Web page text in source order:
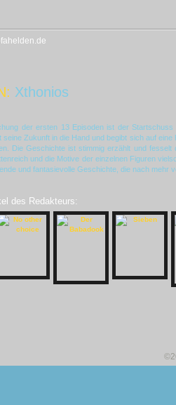
Xthonios
der ersten 13 Episoden ist der
seine Zukunft in die Hand und begibt sich auf
Die Geschichte ist stimmig erzählt und
und die Motive der einzelnen Figuren
und fantasievolle Geschichte, die nach mehr
des Redakteurs: